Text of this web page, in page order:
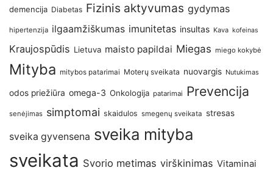
demencija Diabetas Fizinis aktyvumas gydymas
hipertenzija ilgaamžiškumas imunitetas insultas Kava kofeinas
Kraujospūdis Lietuva maisto papildai Miegas miego kokybė
Mityba mitybos patarimai Moterų sveikata nuovargis Nutukimas
odos priežiūra omega-3 Onkologija patarimai Prevencija
senėjimas simptomai skaidulos smegenų sveikata stresas
sveika gyvensena sveika mityba
sveikata Svorio metimas virškinimas Vitaminai